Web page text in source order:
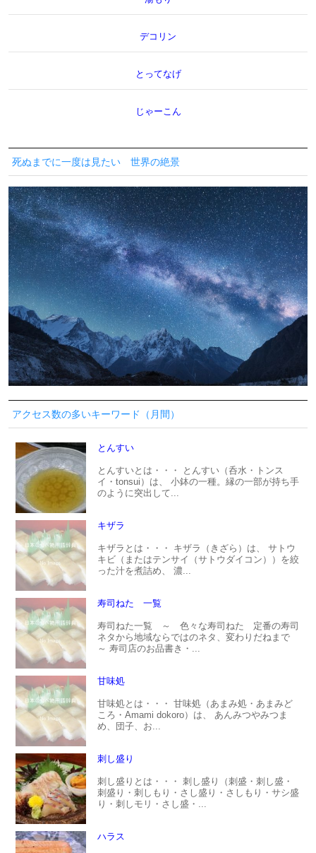
デコリン
とってなげ
じゃーこん
死ぬまでに一度は見たい 世界の絶景
アクセス数の多いキーワード（月間）
とんすい
とんすいとは・・・ とんすい（呑水・トンス
イ・tonsui）は、 小鉢の一種。縁の一部が持ち手
のように突出して...
キザラ
キザラとは・・・ キザラ（きざら）は、 サトウ
キビ（またはテンサイ（サトウダイコン））を絞
った汁を煮詰め、 濃...
寿司ねた 一覧
寿司ねた一覧 ～ 色々な寿司ねた 定番の寿司
ネタから地域ならではのネタ、変わりだねまで
～ 寿司店のお品書き・...
甘味処
甘味処とは・・・ 甘味処（あまみ処・あまみど
ころ・Amami dokoro）は、 あんみつやみつま
め、団子、お...
刺し盛り
刺し盛りとは・・・ 刺し盛り（刺盛・刺し盛・
刺盛り・刺しもり・さし盛り・さしもり・サシ盛
り・刺しモリ・さし盛・...
ハラス